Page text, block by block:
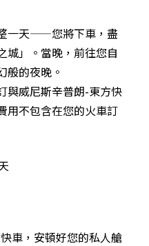
一天——您將下車，盡
城」。當晚，前往您自
般的夜晚。
與威尼斯辛普朗-東方快
用不包含在您的火車訂
車，安頓好您的私人艙